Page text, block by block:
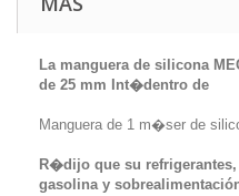
La manguera de silicona
de 25 mm Int�dentro de
Manguera de 1 m�ser de
R�dijo que su
gasolina y